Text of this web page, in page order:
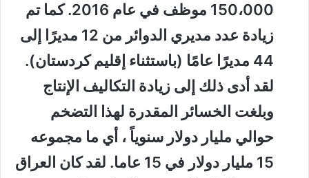
150،000 موظف في عام 2016. كما تم
زيادة عدد مديري الدوائر من 12 مديرًا إلى
44 مديرًا عامًا (باستثناء إقليم كردستان).
لقد أدى ذلك إلى زيادة التكاليف الإنتاج
وبلغت الخسائر المقدرة لهذا التضخم
حوالي مليار دولار سنوياً ، أي ما مجموعه
15 مليار دولار في 15 عاما. لقد كان العراق